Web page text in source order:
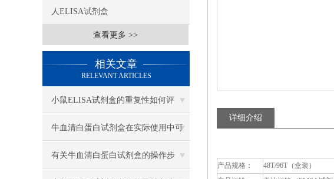
人ELISA试剂盒
查看更多 >>
相关文章
RELEVANT ARTICLES
小鼠ELISA试剂盒的重复性如何评
估？
牛血清白蛋白试剂盒在实际使用中可
分为多种类型测定
有关牛血清白蛋白试剂盒的操作步
详细介绍
产品规格： 48T/96T（盒装）